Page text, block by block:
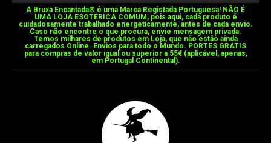
A Bruxa Encantada®️ é uma Marca Registada Portuguesa! NÃO É
UMA LOJA ESOTÉRICA COMUM, pois aqui, cada produto é
cuidadosamente trabalhado energeticamente, antes de cada envio.
Caso não encontre o que procura, envie mensagem privada.
Temos milhares de produtos em Loja, que não estão ainda
carregados Online. Envios para todo o Mundo. PORTES GRÁTIS
para compras de valor igual ou superior a 55€ (aplicável, apenas,
em Portugal Continental).